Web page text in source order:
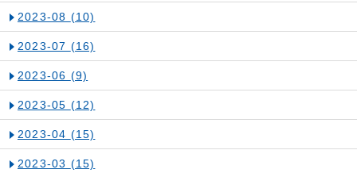
2023-08 (10)
2023-07 (16)
2023-06 (9)
2023-05 (12)
2023-04 (15)
2023-03 (15)